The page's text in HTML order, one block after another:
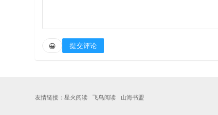
😀 提交评论
友情链接： 星火阅读 飞鸟阅读 山海书盟